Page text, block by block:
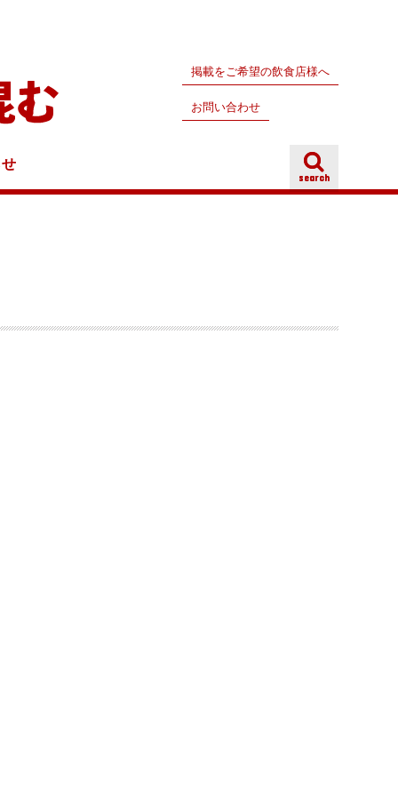
掲載をご希望の飲食店様へ
お問い合わせ
search
search